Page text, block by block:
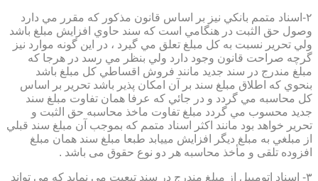
۲-اسناد متمم بانكي نيز بر اساس قانون مذكور كه مقرر مي دارد
وصول حق الثبت در هنگامي است كه سند حاوي افزايش مبلغ باشد
ولي تحرير نسبت به كل مبلغ تعلق مي گيرد ، در اين گونه موارد نيز
گرچه صراحت قانون وجود دارد ولي بنظر مي رسد در هرجا كه
مبلغ مندرج در سند جديد مانند فروش اقساطي كل مبلغ باشد
بنحوي كه اطلاق مبلغ سند بر آن امكان پذير باشد تحرير بر اساس
كل محاسبه مي گردد و در جائي كه عرفا همان تفاوت مبلغ سند
جديد محسوب مي گردد مبلغ تفاوت ماخذ محاسبه حق الثبت و
تحرير خواهد بود مانند اكثر اسناد متمم كه بموجب آن مبلغ سند قبلي
از مبلغي به مبلغ ديگر افزايش مييابد طبعا مبلغ سند همان مبلغ
افزوده تلقی و مأخذ محاسبه هر دو نوع حقوق می باشد .
۳- اسناد اتومبيل از مبلغ مندرج در سند تبعيت مي نمايد كه مي تواند